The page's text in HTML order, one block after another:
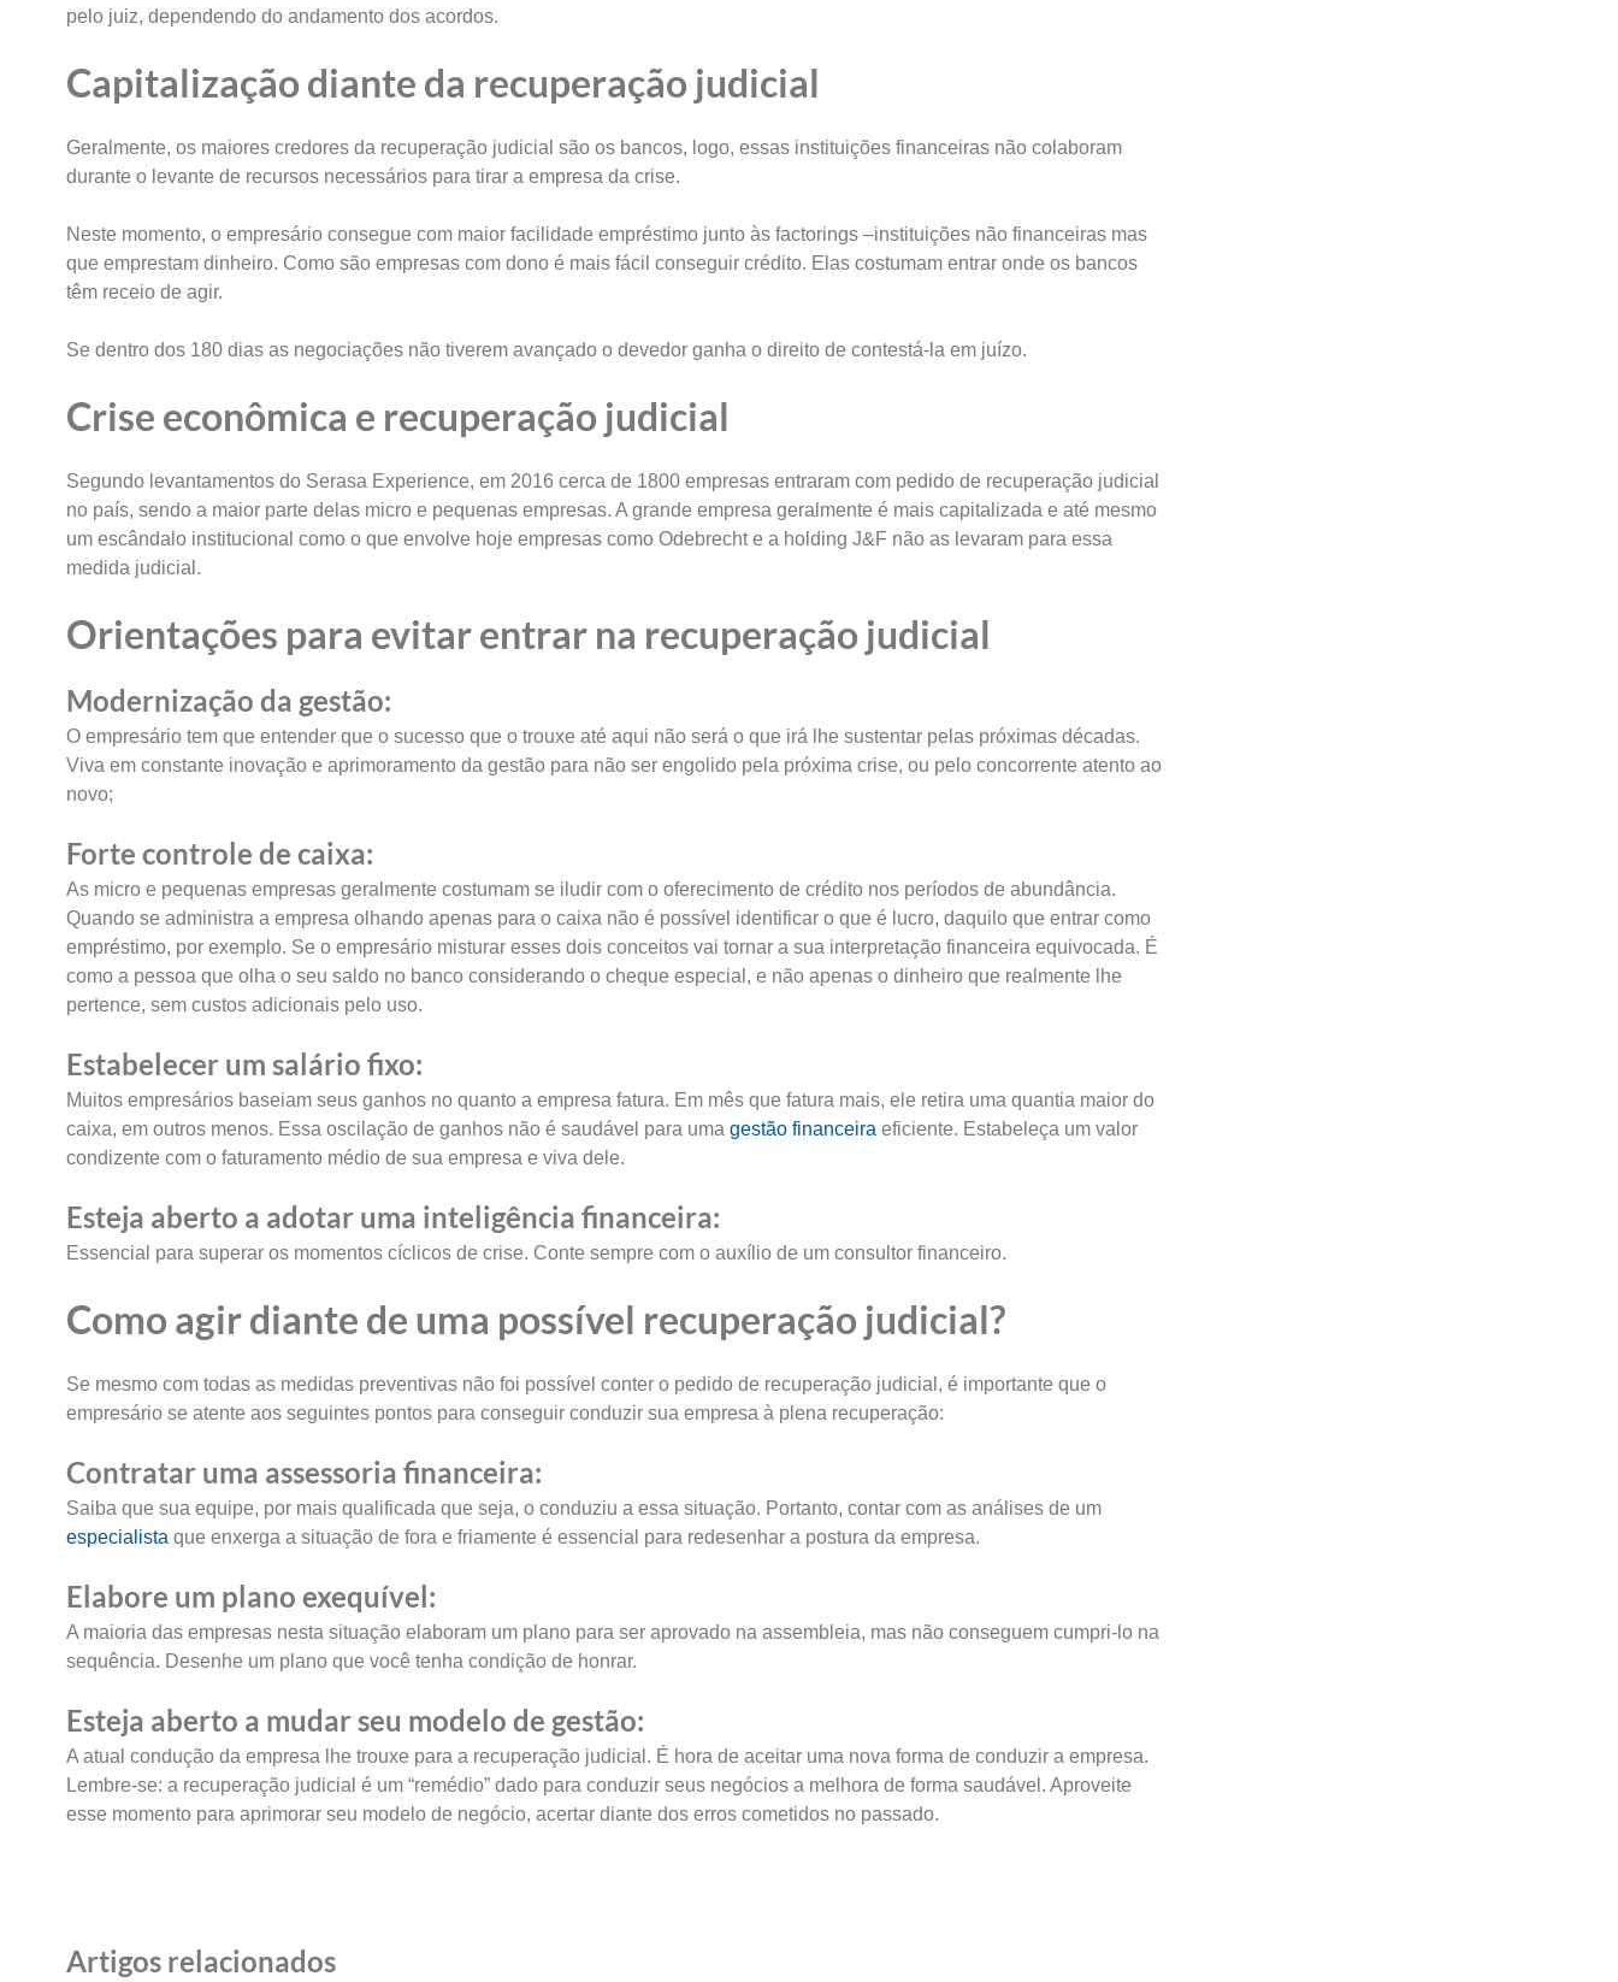
pelo juiz, dependendo do andamento dos acordos.
Capitalização diante da recuperação judicial
Geralmente, os maiores credores da recuperação judicial são os bancos, logo, essas instituições financeiras não colaboram
durante o levante de recursos necessários para tirar a empresa da crise.
Neste momento, o empresário consegue com maior facilidade empréstimo junto às factorings –instituições não financeiras mas
que emprestam dinheiro. Como são empresas com dono é mais fácil conseguir crédito. Elas costumam entrar onde os bancos
têm receio de agir.
Se dentro dos 180 dias as negociações não tiverem avançado o devedor ganha o direito de contestá-la em juízo.
Crise econômica e recuperação judicial
Segundo levantamentos do Serasa Experience, em 2016 cerca de 1800 empresas entraram com pedido de recuperação judicial
no país, sendo a maior parte delas micro e pequenas empresas. A grande empresa geralmente é mais capitalizada e até mesmo
um escândalo institucional como o que envolve hoje empresas como Odebrecht e a holding J&F não as levaram para essa
medida judicial.
Orientações para evitar entrar na recuperação judicial
Modernização da gestão:
O empresário tem que entender que o sucesso que o trouxe até aqui não será o que irá lhe sustentar pelas próximas décadas.
Viva em constante inovação e aprimoramento da gestão para não ser engolido pela próxima crise, ou pelo concorrente atento ao
novo;
Forte controle de caixa:
As micro e pequenas empresas geralmente costumam se iludir com o oferecimento de crédito nos períodos de abundância.
Quando se administra a empresa olhando apenas para o caixa não é possível identificar o que é lucro, daquilo que entrar como
empréstimo, por exemplo. Se o empresário misturar esses dois conceitos vai tornar a sua interpretação financeira equivocada. É
como a pessoa que olha o seu saldo no banco considerando o cheque especial, e não apenas o dinheiro que realmente lhe
pertence, sem custos adicionais pelo uso.
Estabelecer um salário fixo:
Muitos empresários baseiam seus ganhos no quanto a empresa fatura. Em mês que fatura mais, ele retira uma quantia maior do
caixa, em outros menos. Essa oscilação de ganhos não é saudável para uma gestão financeira eficiente. Estabeleça um valor
condizente com o faturamento médio de sua empresa e viva dele.
Esteja aberto a adotar uma inteligência financeira:
Essencial para superar os momentos cíclicos de crise. Conte sempre com o auxílio de um consultor financeiro.
Como agir diante de uma possível recuperação judicial?
Se mesmo com todas as medidas preventivas não foi possível conter o pedido de recuperação judicial, é importante que o
empresário se atente aos seguintes pontos para conseguir conduzir sua empresa à plena recuperação:
Contratar uma assessoria financeira:
Saiba que sua equipe, por mais qualificada que seja, o conduziu a essa situação. Portanto, contar com as análises de um
especialista que enxerga a situação de fora e friamente é essencial para redesenhar a postura da empresa.
Elabore um plano exequível:
A maioria das empresas nesta situação elaboram um plano para ser aprovado na assembleia, mas não conseguem cumpri-lo na
sequência. Desenhe um plano que você tenha condição de honrar.
Esteja aberto a mudar seu modelo de gestão:
A atual condução da empresa lhe trouxe para a recuperação judicial. É hora de aceitar uma nova forma de conduzir a empresa.
Lembre-se: a recuperação judicial é um “remédio” dado para conduzir seus negócios a melhora de forma saudável. Aproveite
esse momento para aprimorar seu modelo de negócio, acertar diante dos erros cometidos no passado.
Artigos relacionados